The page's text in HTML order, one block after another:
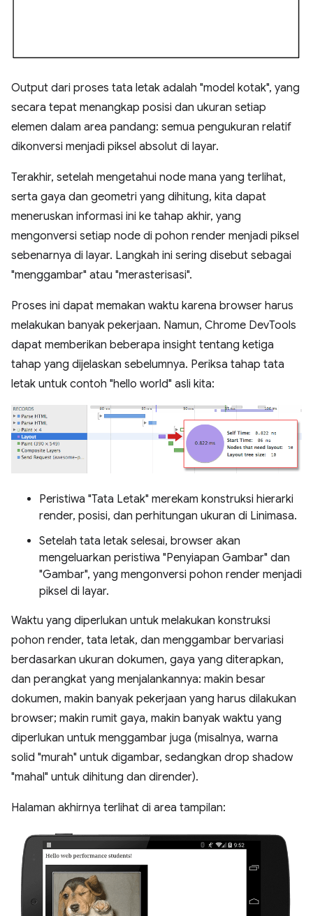
Output dari proses tata letak adalah "model kotak", yang
secara tepat menangkap posisi dan ukuran setiap
elemen dalam area pandang: semua pengukuran relatif
dikonversi menjadi piksel absolut di layar.
Terakhir, setelah mengetahui node mana yang terlihat,
serta gaya dan geometri yang dihitung, kita dapat
meneruskan informasi ini ke tahap akhir, yang
mengonversi setiap node di pohon render menjadi piksel
sebenarnya di layar. Langkah ini sering disebut sebagai
"menggambar" atau "merasterisasi".
Proses ini dapat memakan waktu karena browser harus
melakukan banyak pekerjaan. Namun, Chrome DevTools
dapat memberikan beberapa insight tentang ketiga
tahap yang dijelaskan sebelumnya. Periksa tahap tata
letak untuk contoh "hello world" asli kita:
Peristiwa "Tata Letak" merekam konstruksi hierarki
render, posisi, dan perhitungan ukuran di Linimasa.
Setelah tata letak selesai, browser akan
mengeluarkan peristiwa "Penyiapan Gambar" dan
"Gambar", yang mengonversi pohon render menjadi
piksel di layar.
Waktu yang diperlukan untuk melakukan konstruksi
pohon render, tata letak, dan menggambar bervariasi
berdasarkan ukuran dokumen, gaya yang diterapkan,
dan perangkat yang menjalankannya: makin besar
dokumen, makin banyak pekerjaan yang harus dilakukan
browser; makin rumit gaya, makin banyak waktu yang
diperlukan untuk menggambar juga (misalnya, warna
solid "murah" untuk digambar, sedangkan drop shadow
"mahal" untuk dihitung dan dirender).
Halaman akhirnya terlihat di area tampilan: